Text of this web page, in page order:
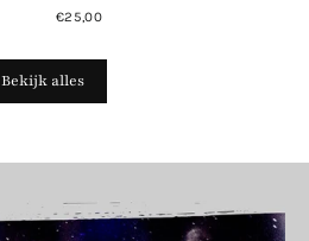
€25,00
Bekijk alles